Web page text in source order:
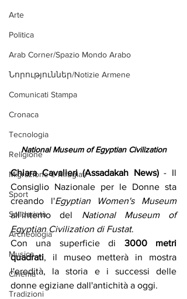
Arte
Politica
Arab Corner/Spazio Mondo Arabo
Նորություններ/Notizie Armene
Comunicati Stampa
Cronaca
Tecnologia
Religione
Migrazione e Rifugiati
Sport
Solidarietà
Archeologia
Musica
Cinema
Tradizioni
National Museum of Egyptian Civilization
Chiara Cavalieri (Assadakah News) - Il
Consiglio Nazionale per le Donne sta
creando l'Egyptian Women's Museum
all'interno del National Museum of
Egyptian Civilization di Fustat.
Con una superficie di 3000 metri
quadrati, il museo metterà in mostra
l'eredità, la storia e i successi delle
donne egiziane dall'antichità a oggi.